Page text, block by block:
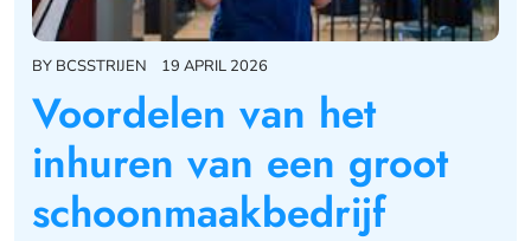
BY BCSSTRIJEN 19 APRIL 2026
Voordelen van het
inhuren van een groot
schoonmaakbedrijf